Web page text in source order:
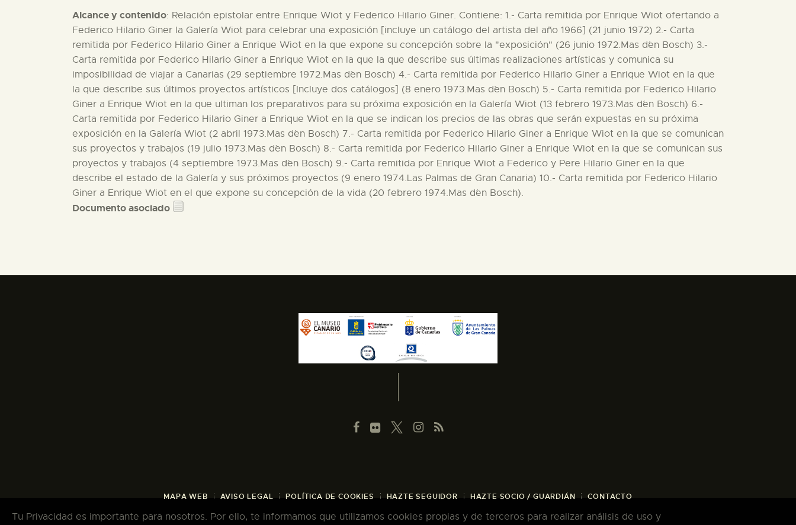
Alcance y contenido: Relación epistolar entre Enrique Wiot y Federico Hilario Giner. Contiene: 1.- Carta remitida por Enrique Wiot ofertando a
Federico Hilario Giner la Galería Wiot para celebrar una exposición [incluye un catálogo del artista del año 1966] (21 junio 1972) 2.- Carta
remitida por Federico Hilario Giner a Enrique Wiot en la que expone su concepción sobre la "exposición" (26 junio 1972.Mas d´en Bosch) 3.-
Carta remitida por Federico Hilario Giner a Enrique Wiot en la que la que describe sus últimas realizaciones artísticas y comunica su
imposibilidad de viajar a Canarias (29 septiembre 1972.Mas d´en Bosch) 4.- Carta remitida por Federico Hilario Giner a Enrique Wiot en la que
la que describe sus últimos proyectos artísticos [Incluye dos catálogos] (8 enero 1973.Mas d´en Bosch) 5.- Carta remitida por Federico Hilario
Giner a Enrique Wiot en la que ultiman los preparativos para su próxima exposición en la Galería Wiot (13 febrero 1973.Mas d´en Bosch) 6.-
Carta remitida por Federico Hilario Giner a Enrique Wiot en la que se indican los precios de las obras que serán expuestas en su próxima
exposición en la Galería Wiot (2 abril 1973.Mas d´en Bosch) 7.- Carta remitida por Federico Hilario Giner a Enrique Wiot en la que se comunican
sus proyectos y trabajos (19 julio 1973.Mas d´en Bosch) 8.- Carta remitida por Federico Hilario Giner a Enrique Wiot en la que se comunican sus
proyectos y trabajos (4 septiembre 1973.Mas d´en Bosch) 9.- Carta remitida por Enrique Wiot a Federico y Pere Hilario Giner en la que
describe el estado de la Galería y sus próximos proyectos (9 enero 1974.Las Palmas de Gran Canaria) 10.- Carta remitida por Federico Hilario
Giner a Enrique Wiot en el que expone su concepción de la vida (20 febrero 1974.Mas d´en Bosch).
Documento asociado
MAPA WEB AVISO LEGAL POLÍTICA DE COOKIES HAZTE SEGUIDOR HAZTE SOCIO / GUARDIÁN CONTACTO
Tu Privacidad es importante para nosotros. Por ello, te informamos que utilizamos cookies propias y de terceros para realizar análisis de uso y